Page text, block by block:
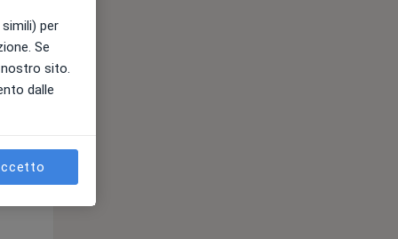
11 Ago
per
Se
sito.
dalle